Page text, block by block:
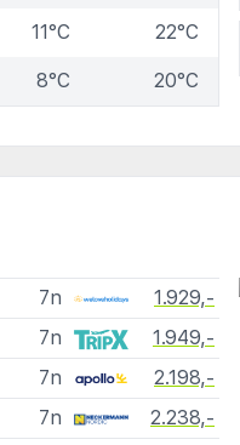
11°C 22°C
8°C 20°C
7n
1.929,-
7n
1.949,-
7n
2.198,-
7n
2.238,-